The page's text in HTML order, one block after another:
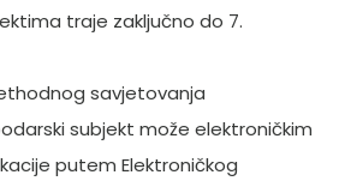
traje zaključno do 7.
savjetovanja
subjekt može elektroničkim
putem Elektroničkog